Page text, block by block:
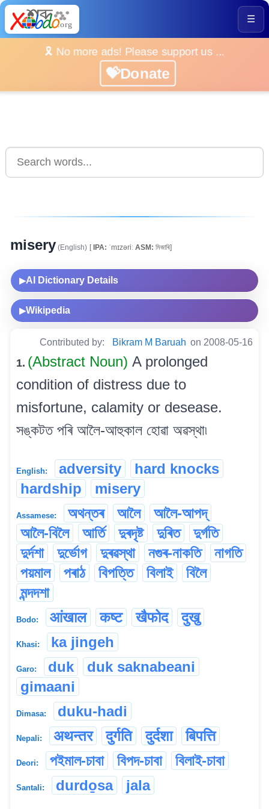
☰
🎗️ No more ads! Please support us ...
💝Donate
misery (English) [IPA: ˈmɪzəriː ASM: মিজাৰি]
▶AI Dictionary Details
▶Wikipedia
Contributed by: Bikram M Baruah on 2008-05-16
1. (Abstract Noun) A prolonged
condition of distress due to
misfortune, calamity or desease.
সঙ্কটত পৰি আলৈ-আহুকাল হোৱা অৱস্থা৷
English: adversity
hard knocks
hardship
misery
Assamese: অথন্তৰ আলৈ
আলৈ-আপদ্
আলৈ-বিলৈ
আৰ্তি দুৰদৃষ্ট দুৰিত
দুৰ্গতি
দুৰ্দশা
দুৰ্ভোগ দুৰৱস্থা নগুৰ-নাকতি
নাগতি
পয়মাল
পৰাঠ বিপত্তি বিলাই
বিলৈ
মন্দদশা
Bodo: आंखाल कष्ट खैफोद दुखु
Khasi: ka jingeh
Garo: duk
duk saknabeani
gimaani
Dimasa: duku-hadi
Nepali: अथन्तर दुर्गति दुर्दशा बिपत्ति
Deori: পইমাল-চাবা বিপদ-চাবা বিলাই-চাবা
Santali: durdo̱sa jala